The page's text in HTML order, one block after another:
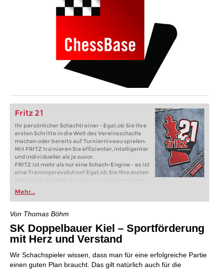
Fritz 21
Ihr persönlicher Schachtrainer - Egal, ob Sie Ihre
ersten Schritte in die Welt des Vereinsschachs
machen oder bereits auf Turnierniveau spielen:
Mit FRITZ trainieren Sie effizienter, intelligenter
und individueller als je zuvor.
FRITZ ist mehr als nur eine Schach-Engine – es ist
eine Trainingsrevolution! Egal, ob Sie Ihre ersten
Schritte in die Welt des Vereinsschachs machen
oder bereits auf Turnierniveau spielen: Mit
FRITZ trainieren Sie effizienter, intelligenter und
individueller als je zuvor.
Mehr...
Von Thomas Böhm
SK Doppelbauer Kiel – Sportförderung
mit Herz und Verstand
Wir Schachspieler wissen, dass man für eine erfolgreiche Partie
einen guten Plan braucht. Das gilt natürlich auch für die